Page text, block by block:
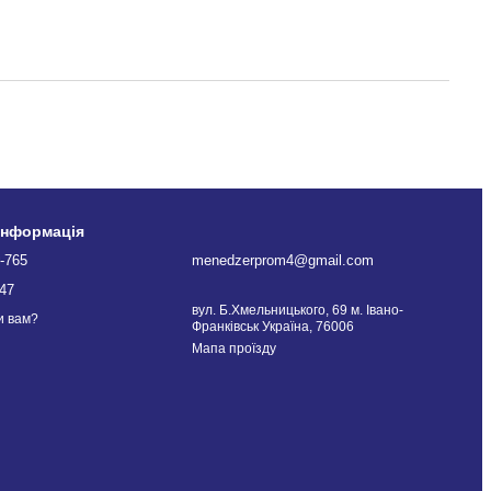
765
вам?
menedzerprom4@gmail.com
вул. Б.Хмельницького, 69 м. Івано-
Франківськ Україна, 76006
Мапа проїзду